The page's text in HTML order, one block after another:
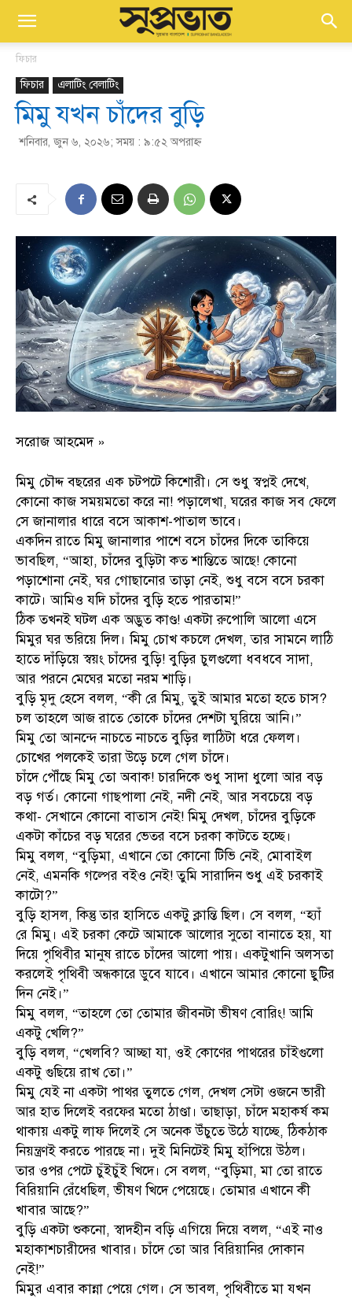
ফিচার
ফিচার এলাটিং বেলাটিং
মিমু যখন চাঁদের বুড়ি
শনিবার, জুন ৬, ২০২৬; সময় : ৯:৫২ অপরাহ্ণ
সরোজ আহমেদ »
মিমু চৌদ্দ বছরের এক চটপটে কিশোরী। সে শুধু স্বপ্নই দেখে,
কোনো কাজ সময়মতো করে না! পড়ালেখা, ঘরের কাজ সব ফেলে
সে জানালার ধারে বসে আকাশ-পাতাল ভাবে।
একদিন রাতে মিমু জানালার পাশে বসে চাঁদের দিকে তাকিয়ে
ভাবছিল, “আহা, চাঁদের বুড়িটা কত শান্তিতে আছে! কোনো
পড়াশোনা নেই, ঘর গোছানোর তাড়া নেই, শুধু বসে বসে চরকা
কাটে। আমিও যদি চাঁদের বুড়ি হতে পারতাম!”
ঠিক তখনই ঘটল এক অদ্ভুত কাণ্ড! একটা রুপোলি আলো এসে
মিমুর ঘর ভরিয়ে দিল। মিমু চোখ কচলে দেখল, তার সামনে লাঠি
হাতে দাঁড়িয়ে স্বয়ং চাঁদের বুড়ি! বুড়ির চুলগুলো ধবধবে সাদা,
আর পরনে মেঘের মতো নরম শাড়ি।
বুড়ি মৃদু হেসে বলল, “কী রে মিমু, তুই আমার মতো হতে চাস?
চল তাহলে আজ রাতে তোকে চাঁদের দেশটা ঘুরিয়ে আনি।”
মিমু তো আনন্দে নাচতে নাচতে বুড়ির লাঠিটা ধরে ফেলল।
চোখের পলকেই তারা উড়ে চলে গেল চাঁদে।
চাঁদে পৌঁছে মিমু তো অবাক! চারদিকে শুধু সাদা ধুলো আর বড়
বড় গর্ত। কোনো গাছপালা নেই, নদী নেই, আর সবচেয়ে বড়
কথা- সেখানে কোনো বাতাস নেই! মিমু দেখল, চাঁদের বুড়িকে
একটা কাঁচের বড় ঘরের ভেতর বসে চরকা কাটতে হচ্ছে।
মিমু বলল, “বুড়িমা, এখানে তো কোনো টিভি নেই, মোবাইল
নেই, এমনকি গল্পের বইও নেই! তুমি সারাদিন শুধু এই চরকাই
কাটো?”
বুড়ি হাসল, কিন্তু তার হাসিতে একটু ক্লান্তি ছিল। সে বলল, “হ্যাঁ
রে মিমু। এই চরকা কেটে আমাকে আলোর সুতো বানাতে হয়, যা
দিয়ে পৃথিবীর মানুষ রাতে চাঁদের আলো পায়। একটুখানি অলসতা
করলেই পৃথিবী অন্ধকারে ডুবে যাবে। এখানে আমার কোনো ছুটির
দিন নেই।”
মিমু বলল, “তাহলে তো তোমার জীবনটা ভীষণ বোরিং! আমি
একটু খেলি?”
বুড়ি বলল, “খেলবি? আচ্ছা যা, ওই কোণের পাথরের চাঁইগুলো
একটু গুছিয়ে রাখ তো।”
মিমু যেই না একটা পাথর তুলতে গেল, দেখল সেটা ওজনে ভারী
আর হাত দিলেই বরফের মতো ঠাণ্ডা। তাছাড়া, চাঁদে মহাকর্ষ কম
থাকায় একটু লাফ দিলেই সে অনেক উঁচুতে উঠে যাচ্ছে, ঠিকঠাক
নিয়ন্ত্রণই করতে পারছে না। দুই মিনিটেই মিমু হাঁপিয়ে উঠল।
তার ওপর পেটে চুঁইচুঁই খিদে। সে বলল, “বুড়িমা, মা তো রাতে
বিরিয়ানি রেঁধেছিল, ভীষণ খিদে পেয়েছে। তোমার এখানে কী
খাবার আছে?”
বুড়ি একটা শুকনো, স্বাদহীন বড়ি এগিয়ে দিয়ে বলল, “এই নাও
মহাকাশচারীদের খাবার। চাঁদে তো আর বিরিয়ানির দোকান
নেই!”
মিমুর এবার কান্না পেয়ে গেল। সে ভাবল, পৃথিবীতে মা যখন